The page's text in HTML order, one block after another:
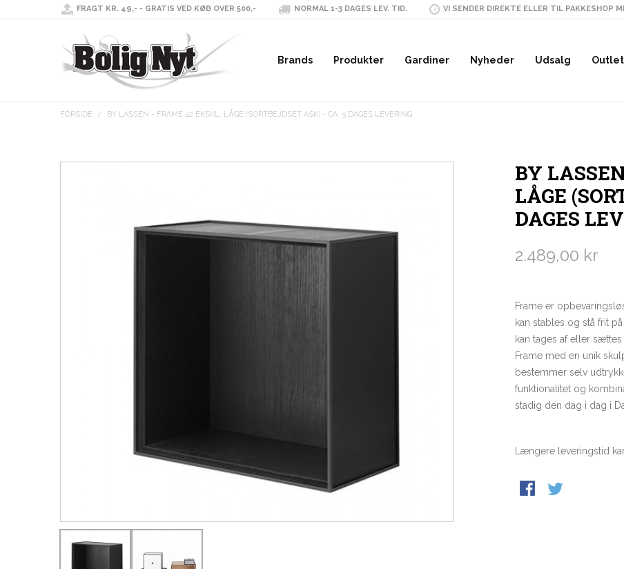
FRAGT KR. 49,- - GRATIS VED KØB OVER 500,- NORMAL 1-3 DAGES LEV. TID. VI SENDER DIREKTE ELLER TIL PAKKESHOP
Brands Produkter Gardiner Nyheder Udsalg Outlet
FORSIDE / BY LASSEN - FRAME 42 EKSKL. LÅGE (SORTBEJDSET ASK) - CA. 5 DAGES LEVERING
BY
LÅGE
DAGES
2.489,00 kr
Frame er
kan stables og stå frit
kan tages af eller
Frame med en unik
bestemmer selv
funktionalitet og
stadig den dag i dag i
Længere leveringstid